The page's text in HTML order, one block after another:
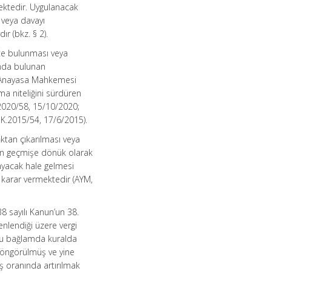
Uygulanacak
davayı
(bkz. § 2).
bulunması veya
bulunan
Mahkemesi
niteliğini sürdüren
58, 15/10/2020;
54, 17/6/2015).
çıkarılması veya
geçmişe dönük olarak
hale gelmesi
vermektedir (AYM,
Kanun’un 38.
üzere vergi
bağlamda kuralda
ve yine
oranında artırılmak